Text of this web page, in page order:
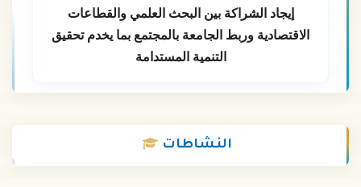
إيجاد الشراكة بين البحث العلمي والقطاعات
الاقتصادية وربط الجامعة بالمجتمع بما يخدم تحقيق
التنمية المستدامة
النشاطات